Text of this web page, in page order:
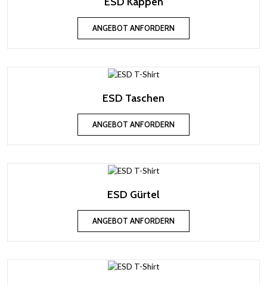
ANGEBOT ANFORDERN
ESD Taschen
ANGEBOT ANFORDERN
ESD Gürtel
ANGEBOT ANFORDERN